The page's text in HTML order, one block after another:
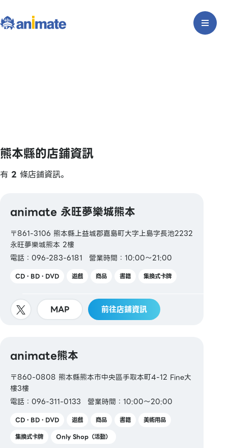
熊本縣的店鋪資訊
有 2 條店鋪資訊。
animate 永旺夢樂城熊本
〒861-3106 熊本縣上益城郡嘉島町大字上島字長池2232
永旺夢樂城熊本 2樓
電話：096-283-6181
營業時間：10:00～21:00
CD・BD・DVD 遊戲 商品 書籍 集換式卡牌
MAP 前往店鋪資訊
animate熊本
〒860-0808 熊本縣熊本市中央區手取本町4-12 Fine大
樓3樓
電話：096-311-0133
營業時間：10:00～20:00
CD・BD・DVD 遊戲 商品 書籍
美術用品
集換式卡牌
Only Shop（活動）